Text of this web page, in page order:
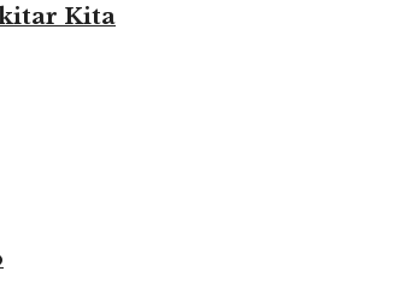
Kita